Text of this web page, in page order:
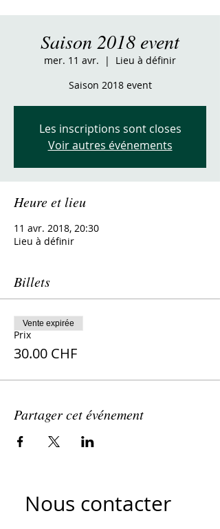
Saison 2018 event
mer. 11 avr.
  |
Lieu à définir
Saison 2018 event
Les inscriptions sont closes
Voir autres événements
Heure et lieu
11 avr. 2018, 20:30
Lieu à définir
Billets
Prix
30.00 CHF
Vente expirée
Partager cet événement
Nous contacter